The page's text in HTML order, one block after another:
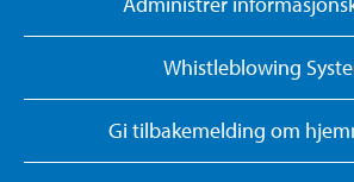
Whistleblowing
Gi tilbakemelding om